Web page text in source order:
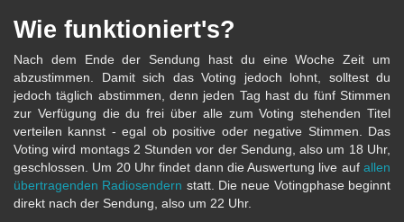
Wie funktioniert's?
Nach dem Ende der Sendung hast du eine Woche Zeit um
abzustimmen. Damit sich das Voting jedoch lohnt, solltest du
jedoch täglich abstimmen, denn jeden Tag hast du fünf Stimmen
zur Verfügung die du frei über alle zum Voting stehenden Titel
verteilen kannst - egal ob positive oder negative Stimmen. Das
Voting wird montags 2 Stunden vor der Sendung, also um 18 Uhr,
geschlossen. Um 20 Uhr findet dann die Auswertung live auf allen
übertragenden Radiosendern statt. Die neue Votingphase beginnt
direkt nach der Sendung, also um 22 Uhr.